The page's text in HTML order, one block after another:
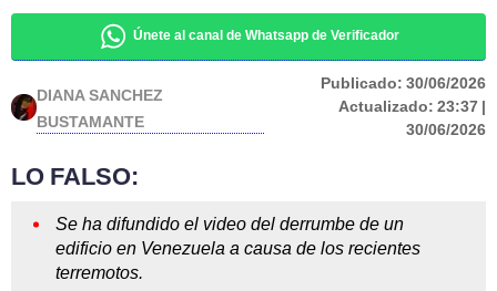
Únete al canal de Whatsapp de Verificador
DIANA SANCHEZ
BUSTAMANTE
Publicado: 30/06/2026
Actualizado: 23:37 |
30/06/2026
LO FALSO:
Se ha difundido el video del derrumbe de un
edificio en Venezuela a causa de los recientes
terremotos.